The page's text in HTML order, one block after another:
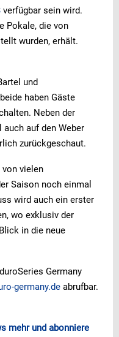
verfügbar sein wird.
Pokale, die von
wurden, erhält.
und
haben Gäste
Neben der
auf den Weber
zurückgeschaut.
von vielen
Saison noch einmal
wird auch ein erster
wo exklusiv der
in die neue
Germany
germany.de abrufbar.
mehr und abonniere